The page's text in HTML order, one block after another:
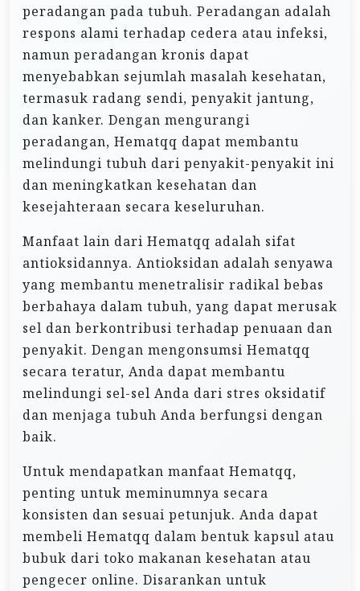
peradangan pada tubuh. Peradangan adalah
respons alami terhadap cedera atau infeksi,
namun peradangan kronis dapat
menyebabkan sejumlah masalah kesehatan,
termasuk radang sendi, penyakit jantung,
dan kanker. Dengan mengurangi
peradangan, Hematqq dapat membantu
melindungi tubuh dari penyakit-penyakit ini
dan meningkatkan kesehatan dan
kesejahteraan secara keseluruhan.
Manfaat lain dari Hematqq adalah sifat
antioksidannya. Antioksidan adalah senyawa
yang membantu menetralisir radikal bebas
berbahaya dalam tubuh, yang dapat merusak
sel dan berkontribusi terhadap penuaan dan
penyakit. Dengan mengonsumsi Hematqq
secara teratur, Anda dapat membantu
melindungi sel-sel Anda dari stres oksidatif
dan menjaga tubuh Anda berfungsi dengan
baik.
Untuk mendapatkan manfaat Hematqq,
penting untuk meminumnya secara
konsisten dan sesuai petunjuk. Anda dapat
membeli Hematqq dalam bentuk kapsul atau
bubuk dari toko makanan kesehatan atau
pengecer online. Disarankan untuk